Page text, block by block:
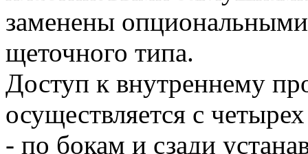
заменены
щеточного типа.
Доступ к внутреннему
осуществляется с
- по бокам и сзади